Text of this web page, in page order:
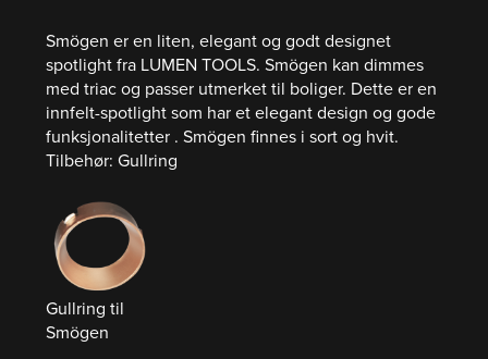
Smögen er en liten, elegant og godt designet
spotlight fra LUMEN TOOLS. Smögen kan dimmes
med triac og passer utmerket til boliger. Dette er en
innfelt-spotlight som har et elegant design og gode
funksjonalitetter . Smögen finnes i sort og hvit.
Tilbehør: Gullring
Gullring til
Smögen